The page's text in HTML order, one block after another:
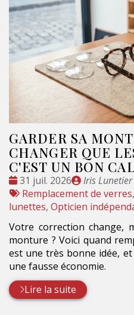
GARDER SA
CHANGER QUE
C'EST UN BON
Date
:
31 juil. 2026
Publié
par
Iris Lunetier
Tags
:
Remplacement de verres,
lunettes, Opticien
Votre correction change,
monture ? Voici quand
est une très bonne idée,
une fausse économie.
Lire la suite